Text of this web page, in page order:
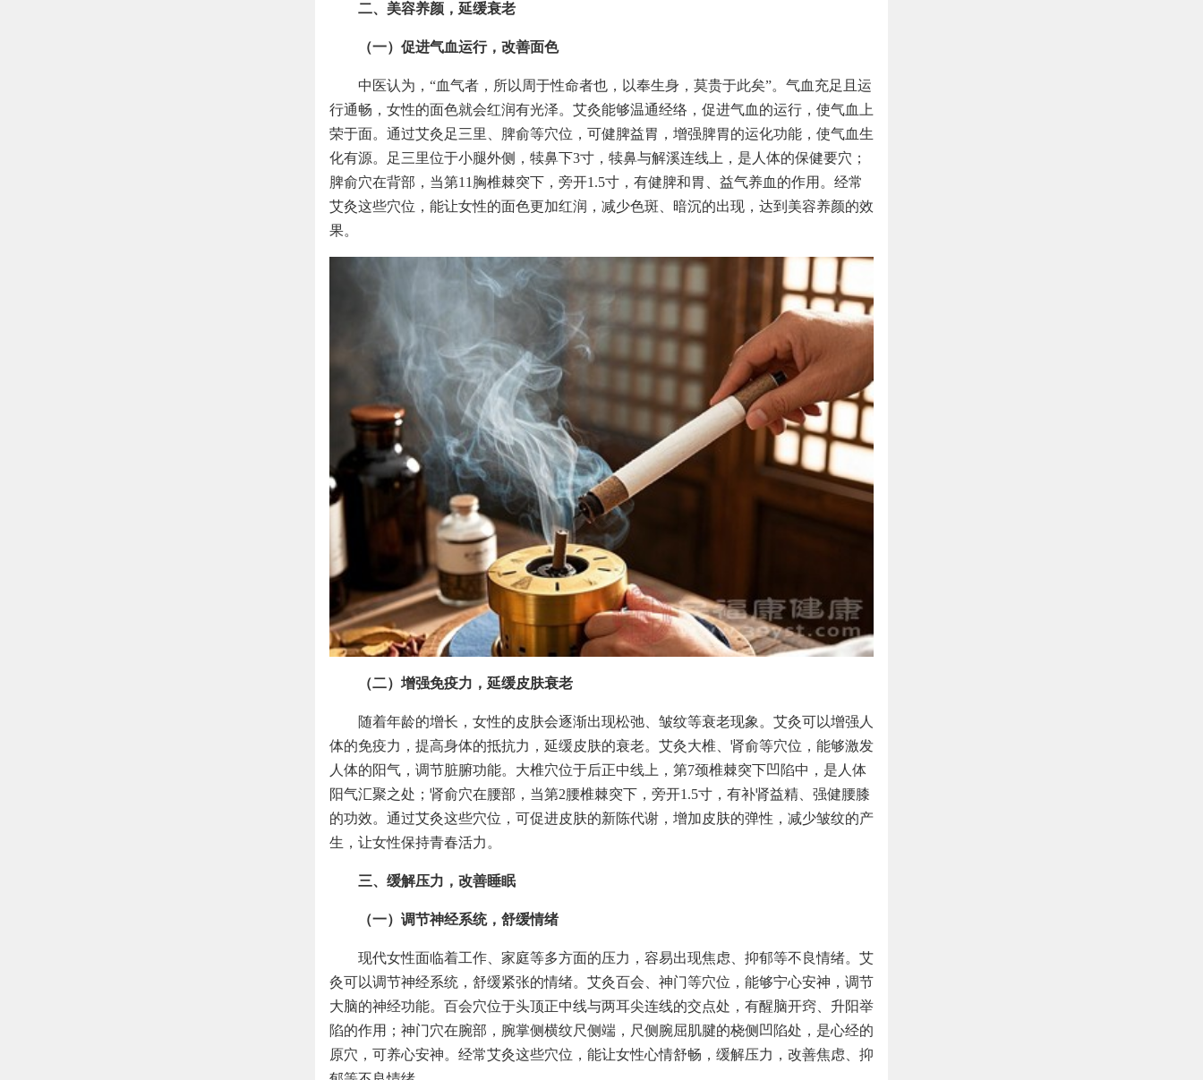
二、美容养颜，延缓衰老
（一）促进气血运行，改善面色
中医认为，“血气者，所以周于性命者也，以奉生身，莫贵于此矣”。气血充足且运
行通畅，女性的面色就会红润有光泽。艾灸能够温通经络，促进气血的运行，使气血上
荣于面。通过艾灸足三里、脾俞等穴位，可健脾益胃，增强脾胃的运化功能，使气血生
化有源。足三里位于小腿外侧，犊鼻下3寸，犊鼻与解溪连线上，是人体的保健要穴；
脾俞穴在背部，当第11胸椎棘突下，旁开1.5寸，有健脾和胃、益气养血的作用。经常
艾灸这些穴位，能让女性的面色更加红润，减少色斑、暗沉的出现，达到美容养颜的效
果。
（二）增强免疫力，延缓皮肤衰老
随着年龄的增长，女性的皮肤会逐渐出现松弛、皱纹等衰老现象。艾灸可以增强人
体的免疫力，提高身体的抵抗力，延缓皮肤的衰老。艾灸大椎、肾俞等穴位，能够激发
人体的阳气，调节脏腑功能。大椎穴位于后正中线上，第7颈椎棘突下凹陷中，是人体
阳气汇聚之处；肾俞穴在腰部，当第2腰椎棘突下，旁开1.5寸，有补肾益精、强健腰膝
的功效。通过艾灸这些穴位，可促进皮肤的新陈代谢，增加皮肤的弹性，减少皱纹的产
生，让女性保持青春活力。
三、缓解压力，改善睡眠
（一）调节神经系统，舒缓情绪
现代女性面临着工作、家庭等多方面的压力，容易出现焦虑、抑郁等不良情绪。艾
灸可以调节神经系统，舒缓紧张的情绪。艾灸百会、神门等穴位，能够宁心安神，调节
大脑的神经功能。百会穴位于头顶正中线与两耳尖连线的交点处，有醒脑开窍、升阳举
陷的作用；神门穴在腕部，腕掌侧横纹尺侧端，尺侧腕屈肌腱的桡侧凹陷处，是心经的
原穴，可养心安神。经常艾灸这些穴位，能让女性心情舒畅，缓解压力，改善焦虑、抑